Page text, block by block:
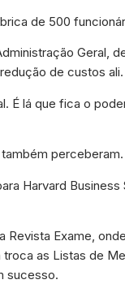
de 500
Geral,
de custos ali.
É lá que fica o
perceberam.
Harvard
Exame,
as Listas de
sucesso.